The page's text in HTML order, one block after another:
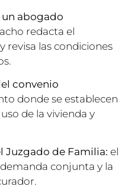
abogado
redacta el
revisa las condiciones
convenio
donde se establecen
de la vivienda y
Juzgado de Familia: el
conjunta y la